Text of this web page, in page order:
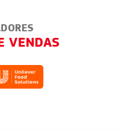
VENDAS